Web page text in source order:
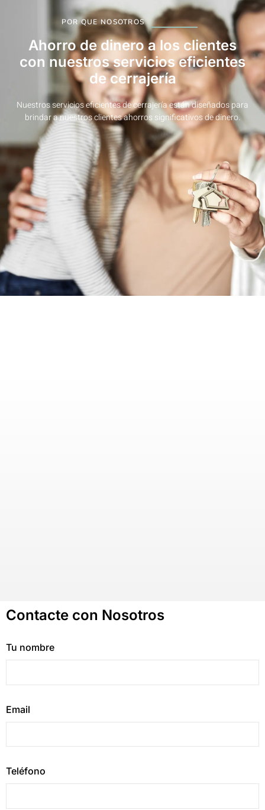
POR QUE NOSOTROS
Ahorro de dinero a los clientes
con nuestros servicios eficientes
de cerrajería
Nuestros servicios eficientes de cerrajería están diseñados para
brindar a nuestros clientes ahorros significativos de dinero.
Contacte con Nosotros
Tu nombre
Email
Teléfono